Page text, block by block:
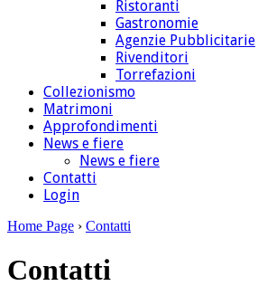
Ristoranti
Gastronomie
Agenzie Pubblicitarie
Rivenditori
Torrefazioni
Collezionismo
Matrimoni
Approfondimenti
News e fiere
News e fiere
Contatti
Login
Home Page › Contatti
Contatti